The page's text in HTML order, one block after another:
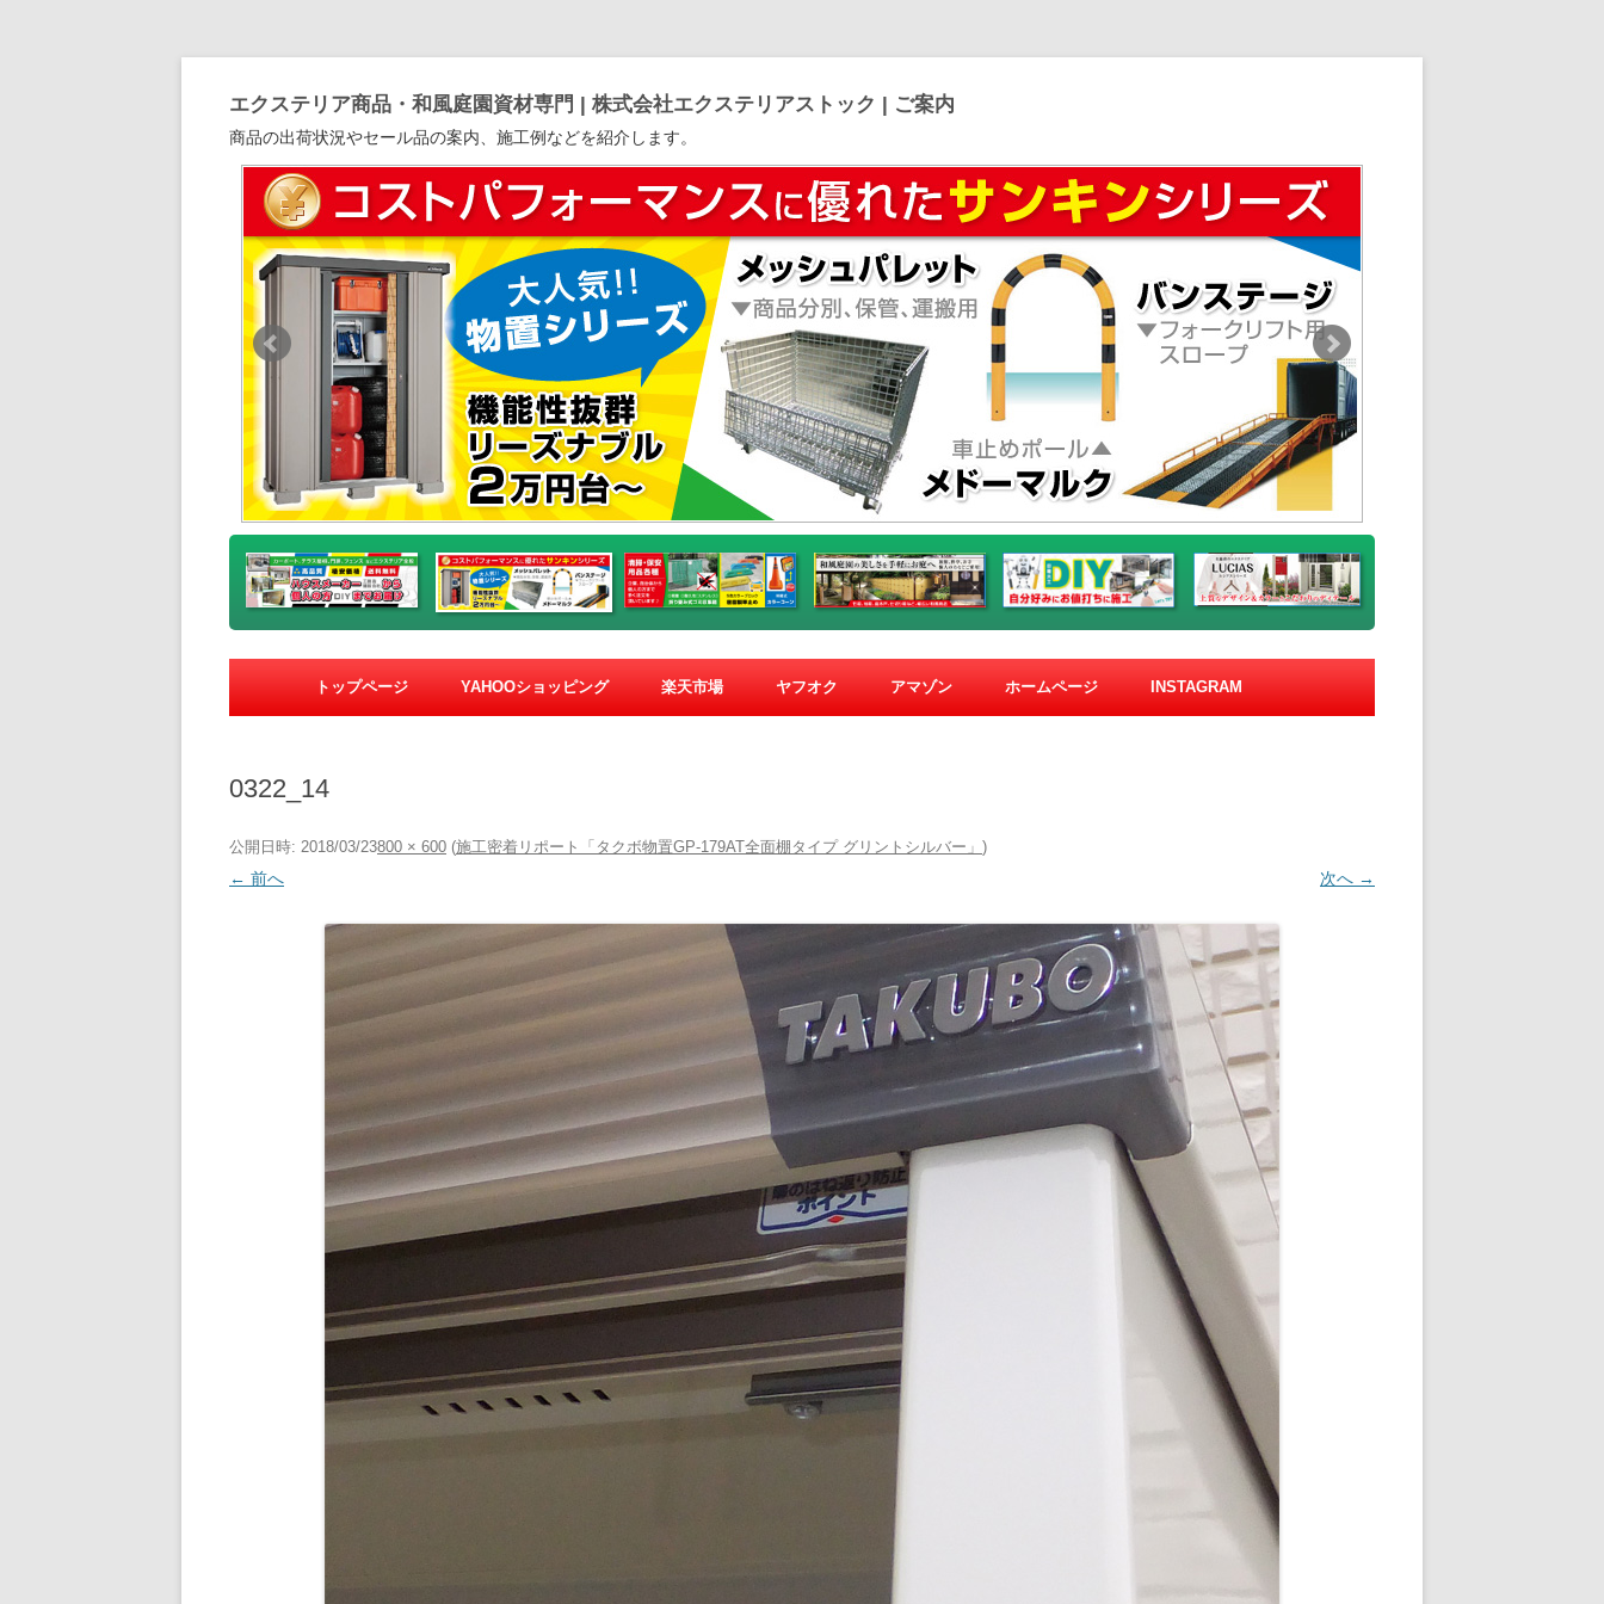
エクステリア商品・和風庭園資材専門 | 株式会社エクステリアストック | ご案内
商品の出荷状況やセール品の案内、施工例などを紹介します。
ン
テ
ン
トップページ YAHOOショッピング 楽天市場 ヤフオク アマゾン ホームページ INSTAGRAM
0322_14
公開日時: 2018/03/23800 × 600 (施工密着リポート「タクボ物置GP-179AT全面棚タイプ グリントシルバー」 )
← 前へ 次へ →